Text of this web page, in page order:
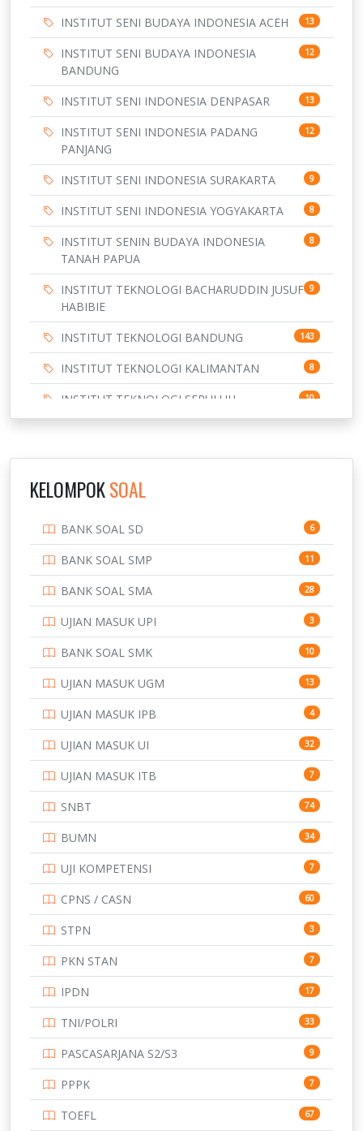
INSTITUT SENI BUDAYA INDONESIA ACEH 13
INSTITUT SENI BUDAYA INDONESIA
BANDUNG
12
INSTITUT SENI INDONESIA DENPASAR 13
INSTITUT SENI INDONESIA PADANG
PANJANG
12
INSTITUT SENI INDONESIA SURAKARTA 9
INSTITUT SENI INDONESIA YOGYAKARTA 8
INSTITUT SENIN BUDAYA INDONESIA
TANAH PAPUA
8
INSTITUT TEKNOLOGI BACHARUDDIN JUSUF
HABIBIE
9
INSTITUT TEKNOLOGI BANDUNG 143
INSTITUT TEKNOLOGI KALIMANTAN 8
INSTITUT TEKNOLOGI SEPULUH
NOVEMBER
10
3
169
7
PTDI STTD 4
133
SMA 146
SMK 231
SMP 134
STIP 2
153
345
UNIVERSITAS AIRLANGGA 15
16
15
15
14
14
UNIVERSITAS CENDRAWASIH 14
15
219
KELOMPOKSOAL
BANK SOAL SD 6
BANK SOAL SMP 11
BANK SOAL SMA 28
UJIAN MASUK UPI 3
BANK SOAL SMK 10
UJIAN MASUK UGM 13
UJIAN MASUK IPB 4
UJIAN MASUK UI 32
UJIAN MASUK ITB 7
SNBT 74
BUMN 34
UJI KOMPETENSI 7
CPNS / CASN 60
STPN 3
PKN STAN 7
IPDN 17
TNI/POLRI 33
PASCASARJANA S2/S3 9
PPPK 7
TOEFL 67